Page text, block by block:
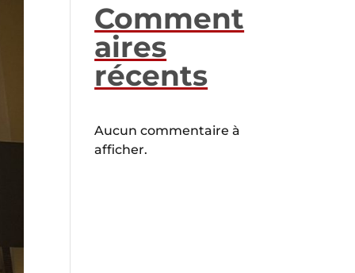
Comment
aires
récents
Aucun commentaire à
afficher.